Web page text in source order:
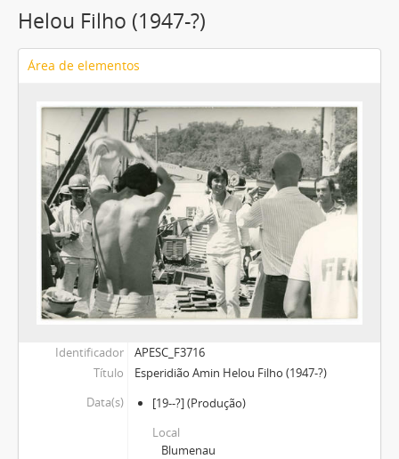
Helou Filho (1947-?)
Área de elementos
Identificador
APESC_F3716
Título
Esperidião Amin Helou Filho (1947-?)
Data(s)
[19--?](Produção)
Local
Blumenau